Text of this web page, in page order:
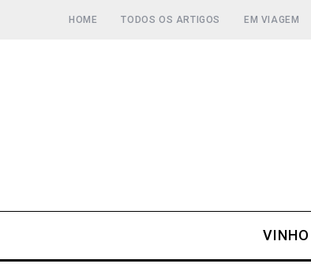
HOME TODOS OS ARTIGOS EM VIAGEM
VINHO